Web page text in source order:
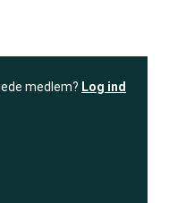
medlem? Log ind